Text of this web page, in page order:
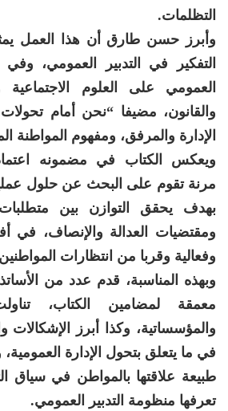
التظلمات.
وأبرز حسن طارق أن هذا العمل
التفكير في التدبير العمومي، وفي
العمومي على العلوم الاجتماعية
والقانون، مضيفا “نحن أمام
الإدارة والمرفق، ومفهوم المواطنة
ويعكس الكتاب في مضمونه
مرنة تقوم على البحث عن حلول عملية
بهدف يحقق التوازن بين متطلبات
ومقتضيات العدالة والإنصاف، في
وفعالية وقربا من انتظارات
وبهذه المناسبة، قدم عدد من
معمقة لمضامين الكتاب،
والمؤسساتية، وكذا أبرز الإشكالات
في ما يتعلق بتحول الإدارة العمومية،
طبيعة علاقتها بالمواطن في سياق
تعرفها منظومة التدبير العمومي.